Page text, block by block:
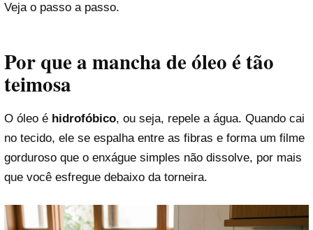
Veja o passo a passo.
Por que a mancha de óleo é tão
teimosa
O óleo é hidrofóbico, ou seja, repele a água. Quando cai
no tecido, ele se espalha entre as fibras e forma um filme
gorduroso que o enxágue simples não dissolve, por mais
que você esfregue debaixo da torneira.